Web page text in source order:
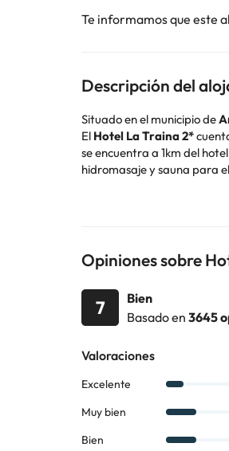
Te informamos que este
Descripción del
Situado en el municipio de
El Hotel La Traina 2*
se encuentra a 1km del
hidromasaje y sauna para
llaves de tu habitación.
Reserva ya en el hotelLa
cambios por parte del
Opiniones sobre
7
Bien
Basado en 3645